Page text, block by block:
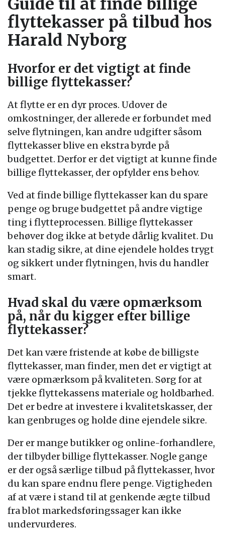
Guide til at finde billige
flyttekasser på tilbud hos
Harald Nyborg
Hvorfor er det vigtigt at finde
billige flyttekasser?
At flytte er en dyr proces. Udover de
omkostninger, der allerede er forbundet med
selve flytningen, kan andre udgifter såsom
flyttekasser blive en ekstra byrde på
budgettet. Derfor er det vigtigt at kunne finde
billige flyttekasser, der opfylder ens behov.
Ved at finde billige flyttekasser kan du spare
penge og bruge budgettet på andre vigtige
ting i flytteprocessen. Billige flyttekasser
behøver dog ikke at betyde dårlig kvalitet. Du
kan stadig sikre, at dine ejendele holdes trygt
og sikkert under flytningen, hvis du handler
smart.
Hvad skal du være opmærksom
på, når du kigger efter billige
flyttekasser?
Det kan være fristende at købe de billigste
flyttekasser, man finder, men det er vigtigt at
være opmærksom på kvaliteten. Sørg for at
tjekke flyttekassens materiale og holdbarhed.
Det er bedre at investere i kvalitetskasser, der
kan genbruges og holde dine ejendele sikre.
Der er mange butikker og online-forhandlere,
der tilbyder billige flyttekasser. Nogle gange
er der også særlige tilbud på flyttekasser, hvor
du kan spare endnu flere penge. Vigtigheden
af at være i stand til at genkende ægte tilbud
fra blot markedsføringssager kan ikke
undervurderes.